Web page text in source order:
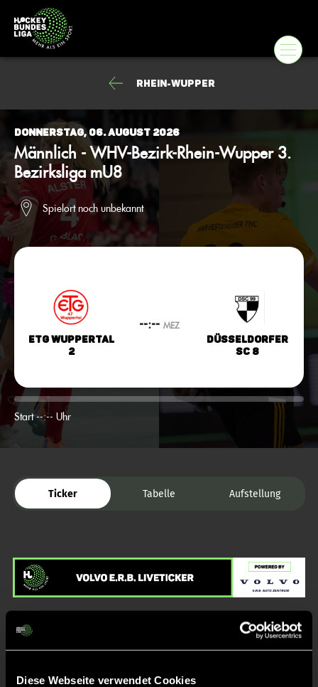
Diese Webseite verwendet Cookies
Rhein-Wupper
Donnerstag, 06. August 2026
Männlich - WHV-Bezirk-Rhein-Wupper 3.
Bezirksliga mU8
Spielort noch unbekannt
ETG Wuppertal
2
--:-- MEZ
Düsseldorfer
SC 8
Start --:-- Uhr
Ticker Tabelle Aufstellung
Liveticker
Keine Daten verfügbar.